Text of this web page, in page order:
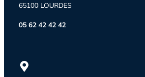
65100 LOURDES
05 62 42 42 42